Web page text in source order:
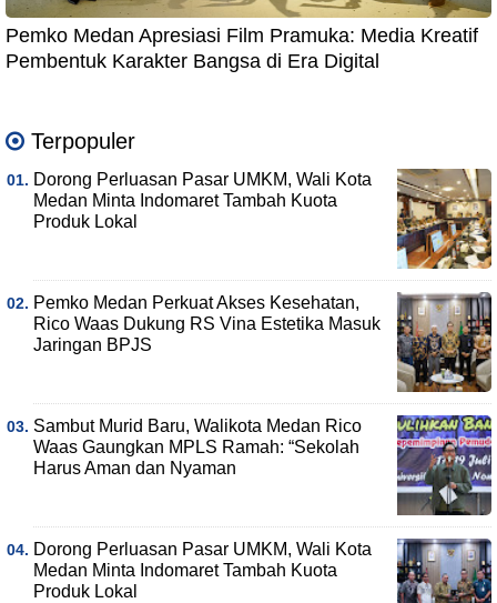
Pemko Medan Apresiasi Film Pramuka: Media Kreatif
Pembentuk Karakter Bangsa di Era Digital
Terpopuler
Dorong Perluasan Pasar UMKM, Wali Kota
Medan Minta Indomaret Tambah Kuota
Produk Lokal
Pemko Medan Perkuat Akses Kesehatan,
Rico Waas Dukung RS Vina Estetika Masuk
Jaringan BPJS
Sambut Murid Baru, Walikota Medan Rico
Waas Gaungkan MPLS Ramah: “Sekolah
Harus Aman dan Nyaman
Dorong Perluasan Pasar UMKM, Wali Kota
Medan Minta Indomaret Tambah Kuota
Produk Lokal